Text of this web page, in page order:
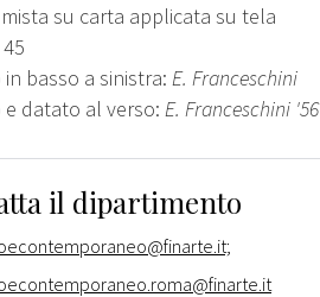
su carta applicata su tela
in basso a sinistra: E. Franceschini
e datato al verso: E. Franceschini '56
il dipartimento